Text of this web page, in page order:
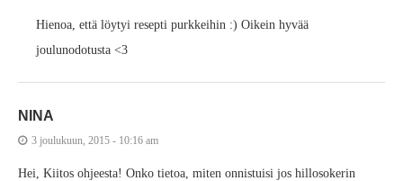
Hienoa, että löytyi resepti purkkeihin :) Oikein hyvää
joulunodotusta <3
NINA
3 joulukuun, 2015 - 10:16 am
Hei, Kiitos ohjeesta! Onko tietoa, miten onnistuisi jos hillosokerin